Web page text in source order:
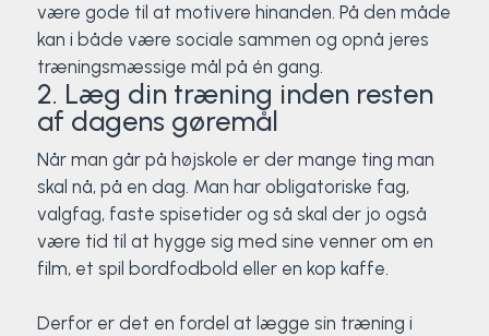
være gode til at motivere hinanden. På den måde
kan i både være sociale sammen og opnå jeres
træningsmæssige mål på én gang.
2. Læg din træning inden resten
af dagens gøremål
Når man går på højskole er der mange ting man
skal nå, på en dag. Man har obligatoriske fag,
valgfag, faste spisetider og så skal der jo også
være tid til at hygge sig med sine venner om en
film, et spil bordfodbold eller en kop kaffe.
Derfor er det en fordel at lægge sin træning i